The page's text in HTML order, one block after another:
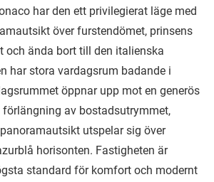
har den ett privilegierat läge med
över furstendömet, prinsens
och ända bort till den italienska
har stora vardagsrum badande i
öppnar upp mot en generös
förlängning av bostadsutrymmet,
utspelar sig över
horisonten. Fastigheten är
standard för komfort och modernt